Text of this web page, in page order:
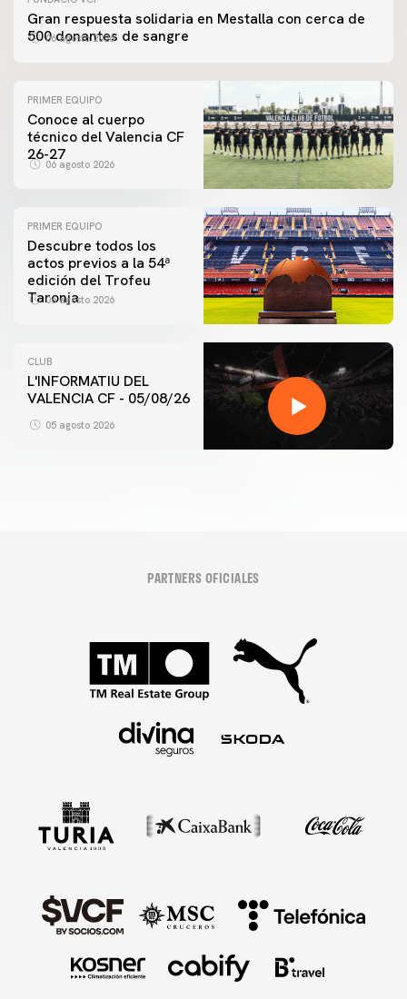
Gran respuesta solidaria en Mestalla con cerca de
500 donantes de sangre
06 agosto 2026
PRIMER EQUIPO
Conoce al cuerpo
técnico del Valencia CF
26-27
06 agosto 2026
PRIMER EQUIPO
Descubre todos los
actos previos a la 54ª
edición del Trofeu
Taronja
06 agosto 2026
CLUB
L'INFORMATIU DEL
VALENCIA CF - 05/08/26
05 agosto 2026
PARTNERS OFICIALES